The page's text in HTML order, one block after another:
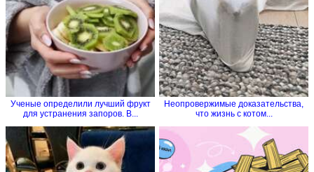
Ученые определили лучший фрукт
для устранения запоров. В...
Неопровержимые доказательства,
что жизнь с котом...